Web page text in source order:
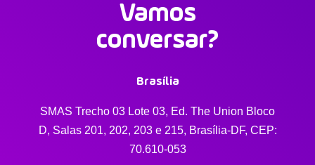
Vamos
conversar?
Brasília
SMAS Trecho 03 Lote 03, Ed. The Union Bloco
D, Salas 201, 202, 203 e 215, Brasília-DF, CEP:
70.610-053